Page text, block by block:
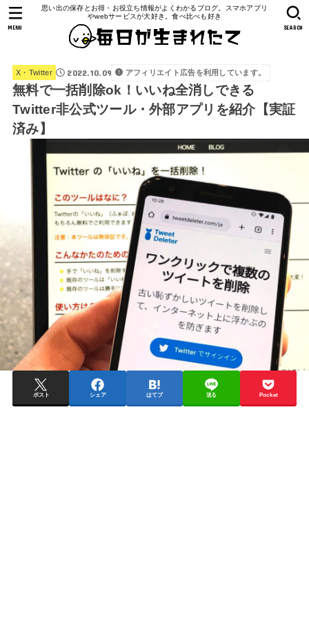
思い出の保存とお得・お役立ち情報がよくわかるブログ。スマホアプリ
やwebサービスが大好き。食べ比べも好き
SEARCH
MENU
X・Twitter 2022.10.09 アフィリエイト広告を利用しています。
無料で一括削除ok！いいね全消しできる
Twitter非公式ツール・外部アプリを紹介【実証
済み】
ポスト シェア はてブ 送る Pocket